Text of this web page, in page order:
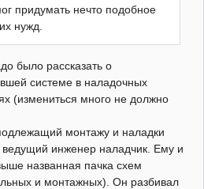
придумать нечто подобное
нужд.
было рассказать о
системе в наладочных
(измениться много не должно
монтажу и наладки
ведущий инженер наладчик. Ему и
названная пачка схем
и монтажных). Он разбивал